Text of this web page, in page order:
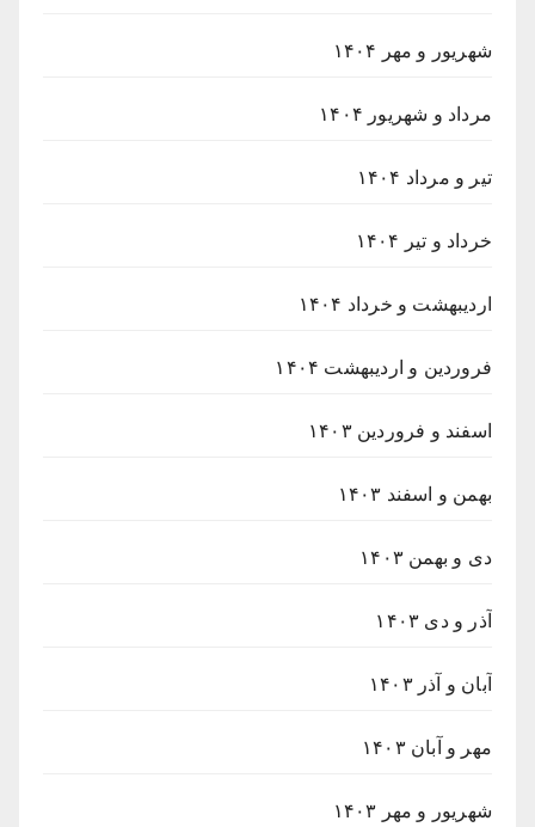
شهریور و مهر ۱۴۰۴
مرداد و شهریور ۱۴۰۴
تیر و مرداد ۱۴۰۴
خرداد و تیر ۱۴۰۴
اردیبهشت و خرداد ۱۴۰۴
فروردین و اردیبهشت ۱۴۰۴
اسفند و فروردین ۱۴۰۳
بهمن و اسفند ۱۴۰۳
دی و بهمن ۱۴۰۳
آذر و دی ۱۴۰۳
آبان و آذر ۱۴۰۳
مهر و آبان ۱۴۰۳
شهریور و مهر ۱۴۰۳